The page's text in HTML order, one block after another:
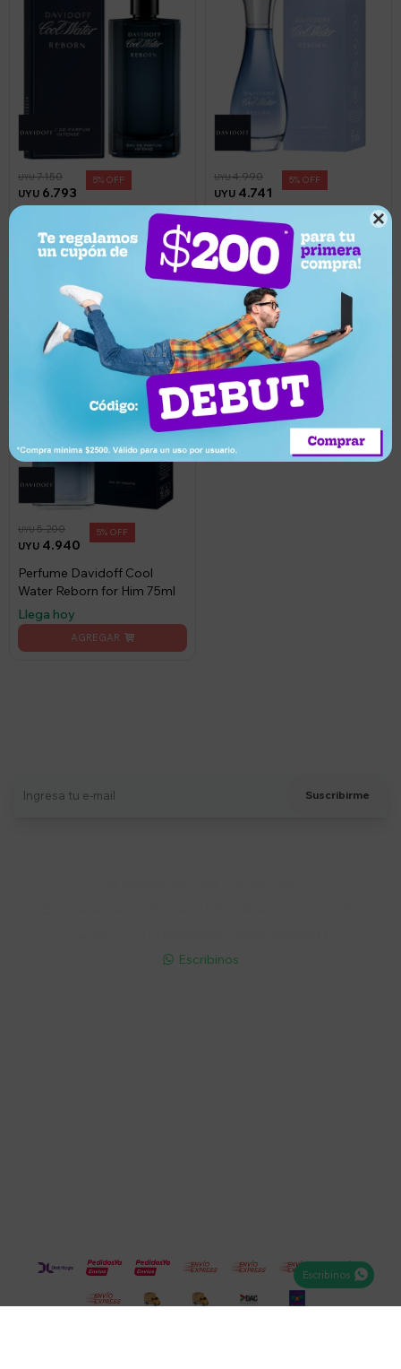

UYU 6.793
UYU7.150 5
Perfume Davidoff Cool
Water Reborn EDP 100ml
Llega hoy
UYU 4.741
UYU4.990 5
Perfume Davidoff Cool
Water Reborn for Her 50ml
Llega hoy
UYU 4.940
UYU5.200 5
Perfume Davidoff Cool
Water Reborn for Him 75ml
Llega hoy
Suscribirme
 Escribinos
Escribinos